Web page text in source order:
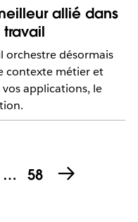
allié dans
orchestre désormais
contexte métier et
applications, le
… 58